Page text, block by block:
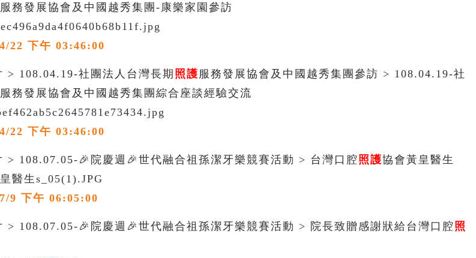
服務發展協會及中國越秀集團-康樂家園參訪
22 下午 03:46:00
> 108.04.19-社團法人台灣長期 照護 服務發展協會及中國越秀集團參訪 > 108.04.19-社
服務發展協會及中國越秀集團綜合座談經驗交流
22 下午 03:46:00
> 108.07.05-🎉院慶週🎉世代融合祖孫潔牙樂競賽活動 > 台灣口腔照護協會黃皇醫生
醫生s_05(1).JPG
9 下午 06:05:00
> 108.07.05-🎉院慶週🎉世代融合祖孫潔牙樂競賽活動 > 院長致贈感謝狀給台灣口腔照